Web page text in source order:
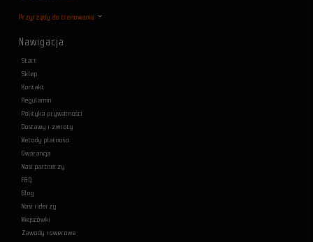
Przyrządy do trenowania
Nawigacja
Start
Sklep
Kontakt
Regulamin
Polityka prywatności
Dostawy i zwroty
Metody płatności
Gwarancja
Nasi partnerzy
F&Q
Blog
Nasi riderzy
Miejscówki
Zawody rowerowe